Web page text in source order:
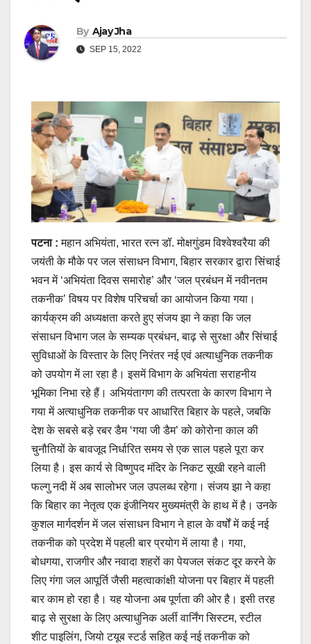
By Ajay Jha
SEP 15, 2022
पटना :महान अभियंता, भारत रत्न डॉ. मोक्षगुंडम विश्वेश्वरैया की
जयंती के मौके पर जल संसाधन विभाग, बिहार सरकार द्वारा सिंचाई
भवन में ‘अभियंता दिवस समारोह’ और ‘जल प्रबंधन में नवीनतम
तकनीक’ विषय पर विशेष परिचर्चा का आयोजन किया गया।
कार्यक्रम की अध्यक्षता करते हुए संजय झा ने कहा कि जल
संसाधन विभाग जल के सम्यक प्रबंधन, बाढ़ से सुरक्षा और सिंचाई
सुविधाओं के विस्तार के लिए निरंतर नई एवं अत्याधुनिक तकनीक
को उपयोग में ला रहा है। इसमें विभाग के अभियंता सराहनीय
भूमिका निभा रहे हैं। अभियंतागण की तत्परता के कारण विभाग ने
गया में अत्याधुनिक तकनीक पर आधारित बिहार के पहले, जबकि
देश के सबसे बड़े रबर डैम ‘गया जी डैम’ को कोरोना काल की
चुनौतियों के बावजूद निर्धारित समय से एक साल पहले पूरा कर
लिया है। इस कार्य से विष्णुपद मंदिर के निकट सूखी रहने वाली
फल्गु नदी में अब सालोभर जल उपलब्ध रहेगा। संजय झा ने कहा
कि बिहार का नेतृत्व एक इंजीनियर मुख्यमंत्री के हाथ में है। उनके
कुशल मार्गदर्शन में जल संसाधन विभाग ने हाल के वर्षों में कई नई
तकनीक को प्रदेश में पहली बार प्रयोग में लाया है। गया,
बोधगया, राजगीर और नवादा शहरों का पेयजल संकट दूर करने के
लिए गंगा जल आपूर्ति जैसी महत्वाकांक्षी योजना पर बिहार में पहली
बार काम हो रहा है। यह योजना अब पूर्णता की ओर है। इसी तरह
बाढ़ से सुरक्षा के लिए अत्याधुनिक अर्ली वार्निंग सिस्टम, स्टील
शीट पाइलिंग, जियो टयूब स्टर्ड सहित कई नई तकनीक को